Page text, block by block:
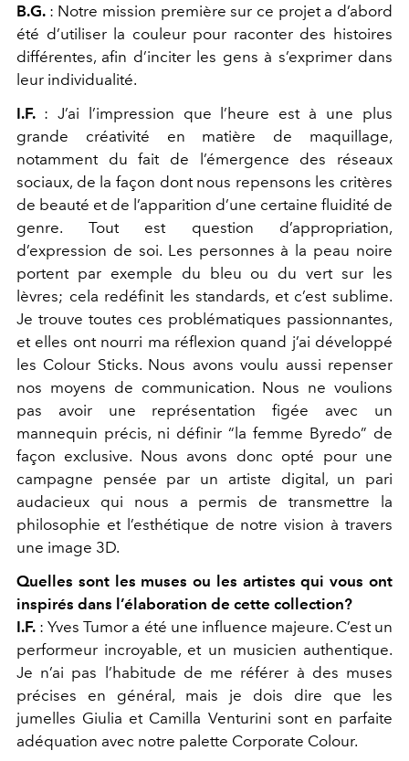
B.G. : Notre mission première sur ce projet a d’abord
été d’utiliser la couleur pour raconter des histoires
différentes, afin d’inciter les gens à s’exprimer dans
leur individualité.
I.F. : J’ai l’impression que l’heure est à une plus
grande créativité en matière de maquillage,
notamment du fait de l’émergence des réseaux
sociaux, de la façon dont nous repensons les critères
de beauté et de l’apparition d’une certaine fluidité de
genre. Tout est question d’appropriation,
d’expression de soi. Les personnes à la peau noire
portent par exemple du bleu ou du vert sur les
lèvres; cela redéfinit les standards, et c’est sublime.
Je trouve toutes ces problématiques passionnantes,
et elles ont nourri ma réflexion quand j’ai développé
les Colour Sticks. Nous avons voulu aussi repenser
nos moyens de communication. Nous ne voulions
pas avoir une représentation figée avec un
mannequin précis, ni définir “la femme Byredo” de
façon exclusive. Nous avons donc opté pour une
campagne pensée par un artiste digital, un pari
audacieux qui nous a permis de transmettre la
philosophie et l’esthétique de notre vision à travers
une image 3D.
Quelles sont les muses ou les artistes qui vous ont
inspirés dans l’élaboration de cette collection?
I.F. : Yves Tumor a été une influence majeure. C’est un
performeur incroyable, et un musicien authentique.
Je n’ai pas l’habitude de me référer à des muses
précises en général, mais je dois dire que les
jumelles Giulia et Camilla Venturini sont en parfaite
adéquation avec notre palette Corporate Colour.